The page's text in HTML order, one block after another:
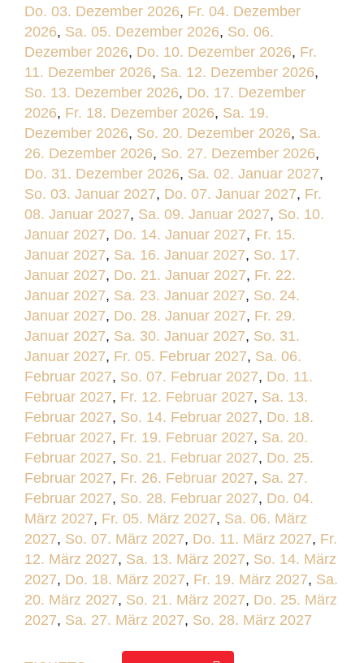
Do. 03. Dezember 2026, Fr. 04. Dezember
2026, Sa. 05. Dezember 2026, So. 06.
Dezember 2026, Do. 10. Dezember 2026, Fr.
11. Dezember 2026, Sa. 12. Dezember 2026,
So. 13. Dezember 2026, Do. 17. Dezember
2026, Fr. 18. Dezember 2026, Sa. 19.
Dezember 2026, So. 20. Dezember 2026, Sa.
26. Dezember 2026, So. 27. Dezember 2026,
Do. 31. Dezember 2026, Sa. 02. Januar 2027,
So. 03. Januar 2027, Do. 07. Januar 2027, Fr.
08. Januar 2027, Sa. 09. Januar 2027, So. 10.
Januar 2027, Do. 14. Januar 2027, Fr. 15.
Januar 2027, Sa. 16. Januar 2027, So. 17.
Januar 2027, Do. 21. Januar 2027, Fr. 22.
Januar 2027, Sa. 23. Januar 2027, So. 24.
Januar 2027, Do. 28. Januar 2027, Fr. 29.
Januar 2027, Sa. 30. Januar 2027, So. 31.
Januar 2027, Fr. 05. Februar 2027, Sa. 06.
Februar 2027, So. 07. Februar 2027, Do. 11.
Februar 2027, Fr. 12. Februar 2027, Sa. 13.
Februar 2027, So. 14. Februar 2027, Do. 18.
Februar 2027, Fr. 19. Februar 2027, Sa. 20.
Februar 2027, So. 21. Februar 2027, Do. 25.
Februar 2027, Fr. 26. Februar 2027, Sa. 27.
Februar 2027, So. 28. Februar 2027, Do. 04.
März 2027, Fr. 05. März 2027, Sa. 06. März
2027, So. 07. März 2027, Do. 11. März 2027, Fr.
12. März 2027, Sa. 13. März 2027, So. 14. März
2027, Do. 18. März 2027, Fr. 19. März 2027, Sa.
20. März 2027, So. 21. März 2027, Do. 25. März
2027, Sa. 27. März 2027, So. 28. März 2027